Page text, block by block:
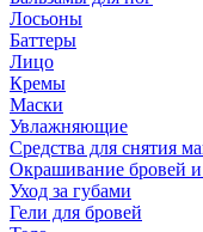
Лосьоны
Баттеры
Лицо
Кремы
Маски
Увлажняющие
Средства для снятия
Окрашивание бровей
Уход за губами
Гели для бровей